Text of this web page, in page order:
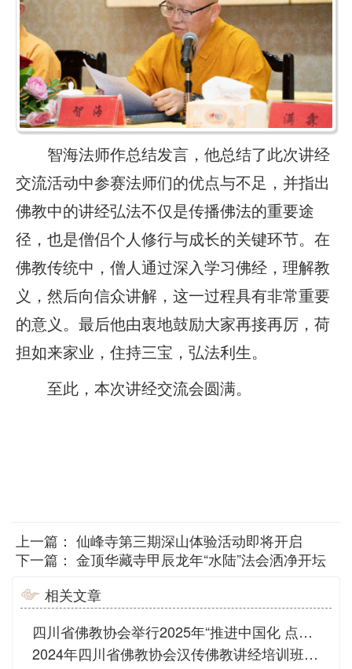
智海法师作总结发言，他总结了此次讲经
交流活动中参赛法师们的优点与不足，并指出
佛教中的讲经弘法不仅是传播佛法的重要途
径，也是僧侣个人修行与成长的关键环节。在
佛教传统中，僧人通过深入学习佛经，理解教
义，然后向信众讲解，这一过程具有非常重要
的意义。最后他由衷地鼓励大家再接再厉，荷
担如来家业，住持三宝，弘法利生。
至此，本次讲经交流会圆满。
上一篇： 仙峰寺第三期深山体验活动即将开启
下一篇： 金顶华藏寺甲辰龙年“水陆”法会洒净开坛
相关文章
四川省佛教协会举行2025年“推进中国化 点亮人间灯”讲经交流活动
2024年四川省佛教协会汉传佛教讲经培训班于峨眉山佛学院圆满